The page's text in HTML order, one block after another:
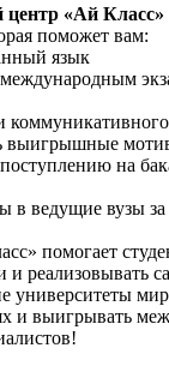
центр «Ай Класс»
поможет вам:
язык
выигрышные
на
в ведущие вузы
помогает
и реализовывать
университеты
и выигрывать